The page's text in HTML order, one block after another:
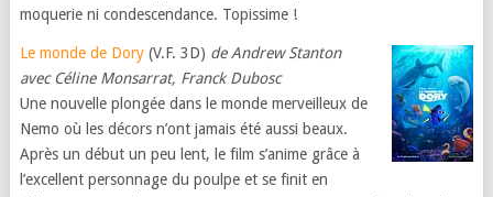
moquerie ni condescendance. Topissime !
Le monde de Dory(V.F. 3D) de Andrew Stanton
avec Céline Monsarrat, Franck Dubosc
Une nouvelle plongée dans le monde merveilleux de
Nemo où les décors n’ont jamais été aussi beaux.
Après un début un peu lent, le film s’anime grâce à
l’excellent personnage du poulpe et se finit en